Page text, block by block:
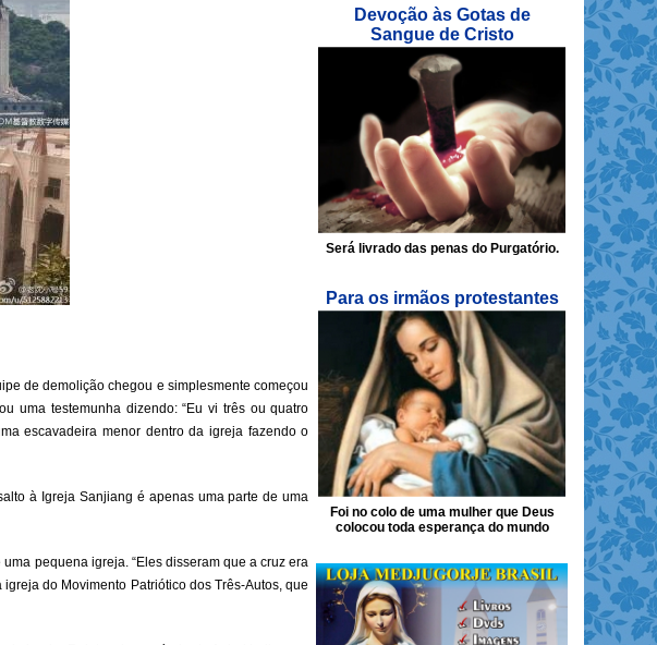
de demolição chegou e simplesmente começou
uma testemunha dizendo: “Eu vi três ou quatro
escavadeira menor dentro da igreja fazendo o
à Igreja Sanjiang é apenas uma parte de uma
pequena igreja. “Eles disseram que a cruz era
do Movimento Patriótico dos Três-Autos, que
Devoção às Gotas de
Sangue de Cristo
Será livrado das penas do Purgatório.
Para os irmãos protestantes
Foi no colo de uma mulher que Deus
colocou toda esperança do mundo